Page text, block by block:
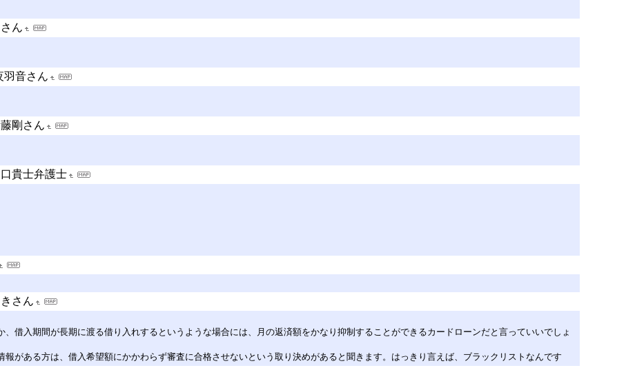
ん
羽音さん
剛さん
貴士弁護士
さん
借入期間が長期に渡る借り入れするというような場合には、月の返済額をかなり抑制することができるカードローンだと言っていいでしょ
がある方は、借入希望額にかかわらず審査に合格させないという取り決めがあると聞きます。はっきり言えば、ブラックリストなんです